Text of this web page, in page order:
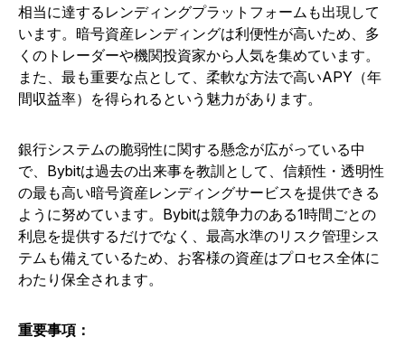
相当に達するレンディングプラットフォームも出現して
います。暗号資産レンディングは利便性が高いため、多
くのトレーダーや機関投資家から人気を集めています。
また、最も重要な点として、柔軟な方法で高いAPY（年
間収益率）を得られるという魅力があります。
銀行システムの脆弱性に関する懸念が広がっている中
で、Bybitは過去の出来事を教訓として、信頼性・透明性
の最も高い暗号資産レンディングサービスを提供できる
ように努めています。Bybitは競争力のある1時間ごとの
利息を提供するだけでなく、最高水準のリスク管理シス
テムも備えているため、お客様の資産はプロセス全体に
わたり保全されます。
重要事項：